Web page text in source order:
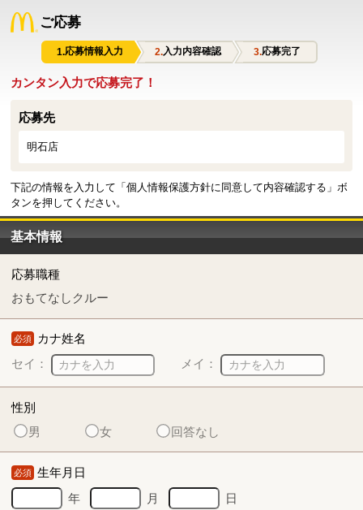
ご応募
応募情報入力 入力内容確認 応募完了
カンタン入力で応募完了！
応募先
明石店
下記の情報を入力して「個人情報保護方針に同意して内容確認する」ボ
タンを押してください。
基本情報
応募職種
おもてなしクルー
必須 カナ姓名
セイ：
メイ：
性別
男
女 回答なし
必須 生年月日
年
月 日